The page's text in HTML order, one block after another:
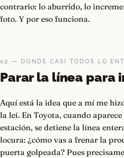
contrario: lo aburrido, lo
foto. Y por eso funciona.
02 — DONDE CASI TODOS LO
Parar la línea para
Aquí está la idea que a mí me
la leí. En Toyota, cuando
estación, se detiene la línea
locura: ¿cómo vas a frenar la
puerta golpeada? Pues